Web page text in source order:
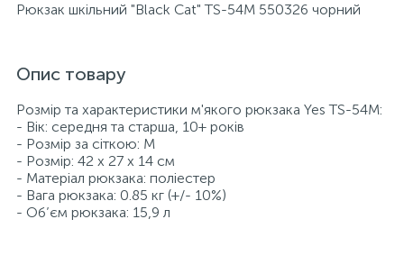
Рюкзак шкільний "Black Cat" ТS-54M 550326 чорний
Опис товару
Розмір та характеристики м'якого рюкзака Yes TS-54M:
- Вік: середня та старша, 10+ років
- Розмір за сіткою: M
- Розмір: 42 х 27 х 14 см
- Матеріал рюкзака: поліестер
- Вага рюкзака: 0.85 кг (+/- 10%)
- Об’єм рюкзака: 15,9 л